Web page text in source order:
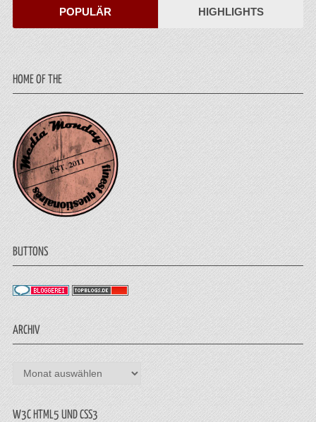
POPULÄR HIGHLIGHTS
HOME OF THE
BUTTONS
ARCHIV
Archiv
W3C HTML5 UND CSS3